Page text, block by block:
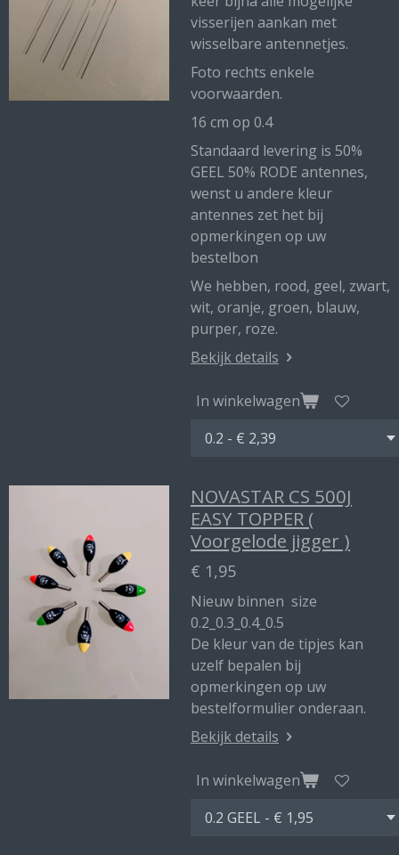
visserijen aankan met
wisselbare antennetjes.
Foto rechts enkele
voorwaarden.
16 cm op 0.4
Standaard levering is 50%
GEEL 50% RODE antennes,
wenst u andere kleur
antennes zet het bij
opmerkingen op uw
bestelbon
We hebben, rood, geel, zwart,
wit, oranje, groen, blauw,
purper, roze.
Bekijk details
In winkelwagen
NOVASTAR CS 500J
EASY TOPPER (
Voorgelode jigger )
€ 1,95
Nieuw binnen size
0.2_0.3_0.4_0.5
De kleur van de tipjes kan
uzelf bepalen bij
opmerkingen op uw
bestelformulier onderaan.
Bekijk details
In winkelwagen